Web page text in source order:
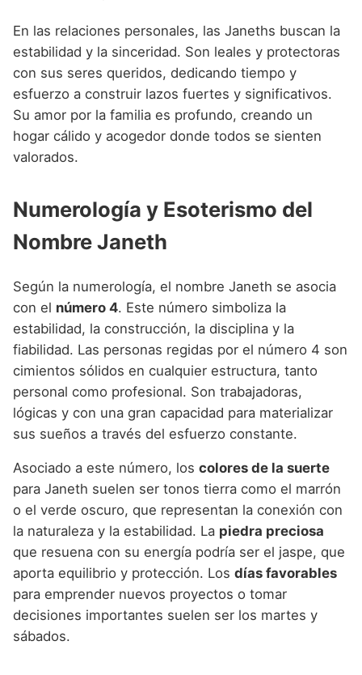
En las relaciones personales, las Janeths buscan la
estabilidad y la sinceridad. Son leales y protectoras
con sus seres queridos, dedicando tiempo y
esfuerzo a construir lazos fuertes y significativos.
Su amor por la familia es profundo, creando un
hogar cálido y acogedor donde todos se sienten
valorados.
Numerología y Esoterismo del
Nombre Janeth
Según la numerología, el nombre Janeth se asocia
con el número 4. Este número simboliza la
estabilidad, la construcción, la disciplina y la
fiabilidad. Las personas regidas por el número 4 son
cimientos sólidos en cualquier estructura, tanto
personal como profesional. Son trabajadoras,
lógicas y con una gran capacidad para materializar
sus sueños a través del esfuerzo constante.
Asociado a este número, los colores de la suerte
para Janeth suelen ser tonos tierra como el marrón
o el verde oscuro, que representan la conexión con
la naturaleza y la estabilidad. La piedra preciosa
que resuena con su energía podría ser el jaspe, que
aporta equilibrio y protección. Los días favorables
para emprender nuevos proyectos o tomar
decisiones importantes suelen ser los martes y
sábados.